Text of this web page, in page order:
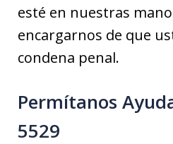
esté en nuestras
encargarnos de que
condena penal.
Permítanos
5529